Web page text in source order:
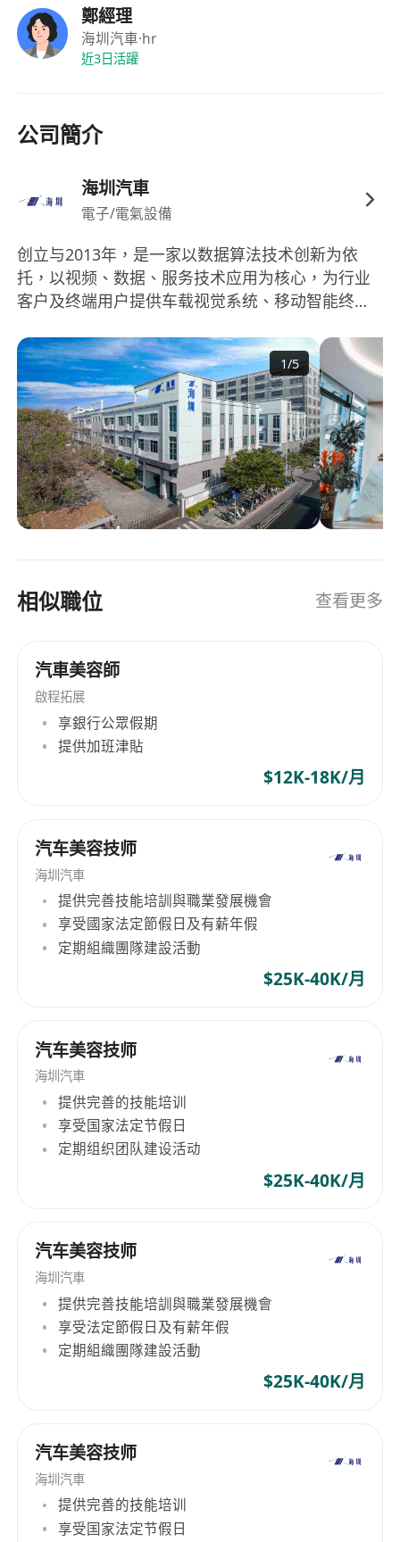
--享受国家法定节假日及带薪年假
- 定期组织团队建设活动
鄭經理
海圳汽車·hr
近3日活躍
公司簡介
海圳汽車
電子/電氣設備
创立与2013年，是一家以数据算法技术创新为依
托，以视频、数据、服务技术应用为核心，为行业
客户及终端用户提供车载视觉系统、移动智能终
圳将延续自主创新之路，致力于智慧出行、智慧交
通、智慧城市领域，通过视频算法、人工智能、AI
大数据服务的深度开发持续创新，为行业赋能提供
高效稳定的一站式解决方案；为消费者提供便捷、
安全、智能的高科技产品。
1/5
相似職位 查看更多
汽車美容師
啟程拓展
享銀行公眾假期
提供加班津貼
$12K-18K/月
汽车美容技师
海圳汽車
提供完善技能培訓與職業發展機會
享受國家法定節假日及有薪年假
定期組織團隊建設活動
$25K-40K/月
汽车美容技师
海圳汽車
提供完善的技能培训
享受国家法定节假日
定期组织团队建设活动
$25K-40K/月
汽车美容技师
海圳汽車
提供完善技能培訓與職業發展機會
享受法定節假日及有薪年假
定期組織團隊建設活動
$25K-40K/月
汽车美容技师
海圳汽車
提供完善的技能培训
享受国家法定节假日